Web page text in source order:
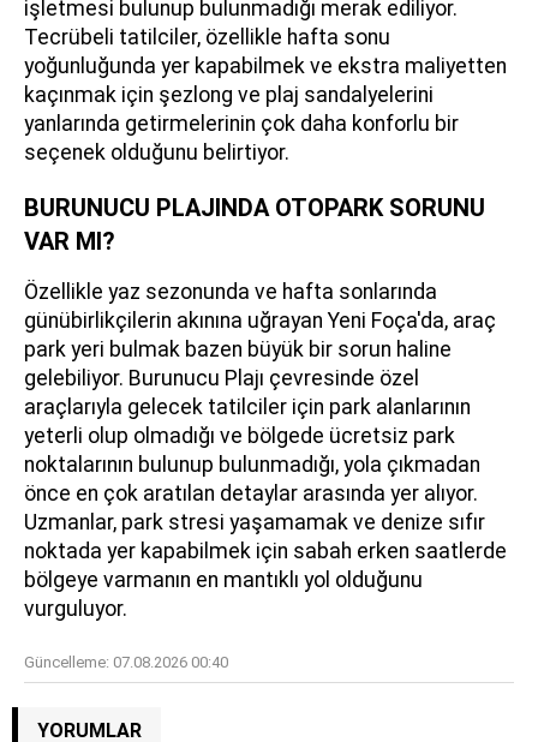
işletmesi bulunup bulunmadığı merak ediliyor.
Tecrübeli tatilciler, özellikle hafta sonu
yoğunluğunda yer kapabilmek ve ekstra maliyetten
kaçınmak için şezlong ve plaj sandalyelerini
yanlarında getirmelerinin çok daha konforlu bir
seçenek olduğunu belirtiyor.
BURUNUCU PLAJINDA OTOPARK SORUNU
VAR MI?
Özellikle yaz sezonunda ve hafta sonlarında
günübirlikçilerin akınına uğrayan Yeni Foça'da, araç
park yeri bulmak bazen büyük bir sorun haline
gelebiliyor. Burunucu Plajı çevresinde özel
araçlarıyla gelecek tatilciler için park alanlarının
yeterli olup olmadığı ve bölgede ücretsiz park
noktalarının bulunup bulunmadığı, yola çıkmadan
önce en çok aratılan detaylar arasında yer alıyor.
Uzmanlar, park stresi yaşamamak ve denize sıfır
noktada yer kapabilmek için sabah erken saatlerde
bölgeye varmanın en mantıklı yol olduğunu
vurguluyor.
Güncelleme: 07.08.2026 00:40
YORUMLAR